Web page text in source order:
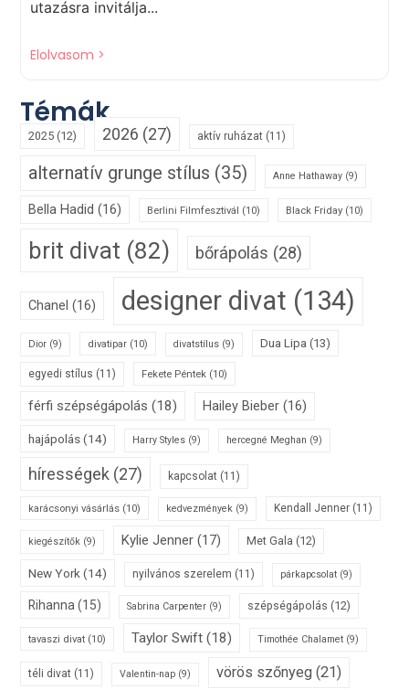
utazásra invitálja...
Elolvasom >
Témák
2025 (12) 2026 (27) aktív ruházat (11)
alternatív grunge stílus (35) Anne Hathaway (9)
Bella Hadid (16) Berlini Filmfesztivál (10) Black Friday (10)
brit divat (82) bőrápolás (28)
Chanel (16) designer divat (134)
Dior (9) divatipar (10) divatstílus (9) Dua Lipa (13)
egyedi stílus (11) Fekete Péntek (10)
férfi szépségápolás (18) Hailey Bieber (16)
hajápolás(14) Harry Styles (9) hercegné Meghan (9)
hírességek (27) kapcsolat (11)
karácsonyi vásárlás (10) kedvezmények (9) Kendall Jenner (11)
kiegészítők (9) Kylie Jenner (17) Met Gala (12)
New York (14) nyilvános szerelem (11) párkapcsolat (9)
Rihanna (15) Sabrina Carpenter (9) szépségápolás (12)
tavaszi divat (10) Taylor Swift (18) Timothée Chalamet (9)
téli divat (11) Valentin-nap (9) vörös szőnyeg (21)